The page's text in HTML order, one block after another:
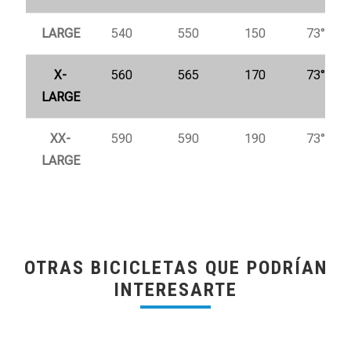
LARGE 540 550 150 73°
X-
LARGE
560 565 170 73°
XX-
LARGE
590 590 190 73°
OTRAS BICICLETAS QUE PODRÍAN
INTERESARTE